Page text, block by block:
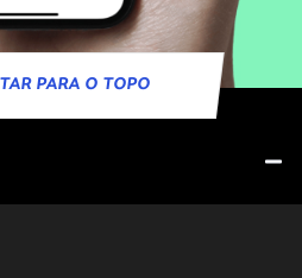
PARA O TOPO